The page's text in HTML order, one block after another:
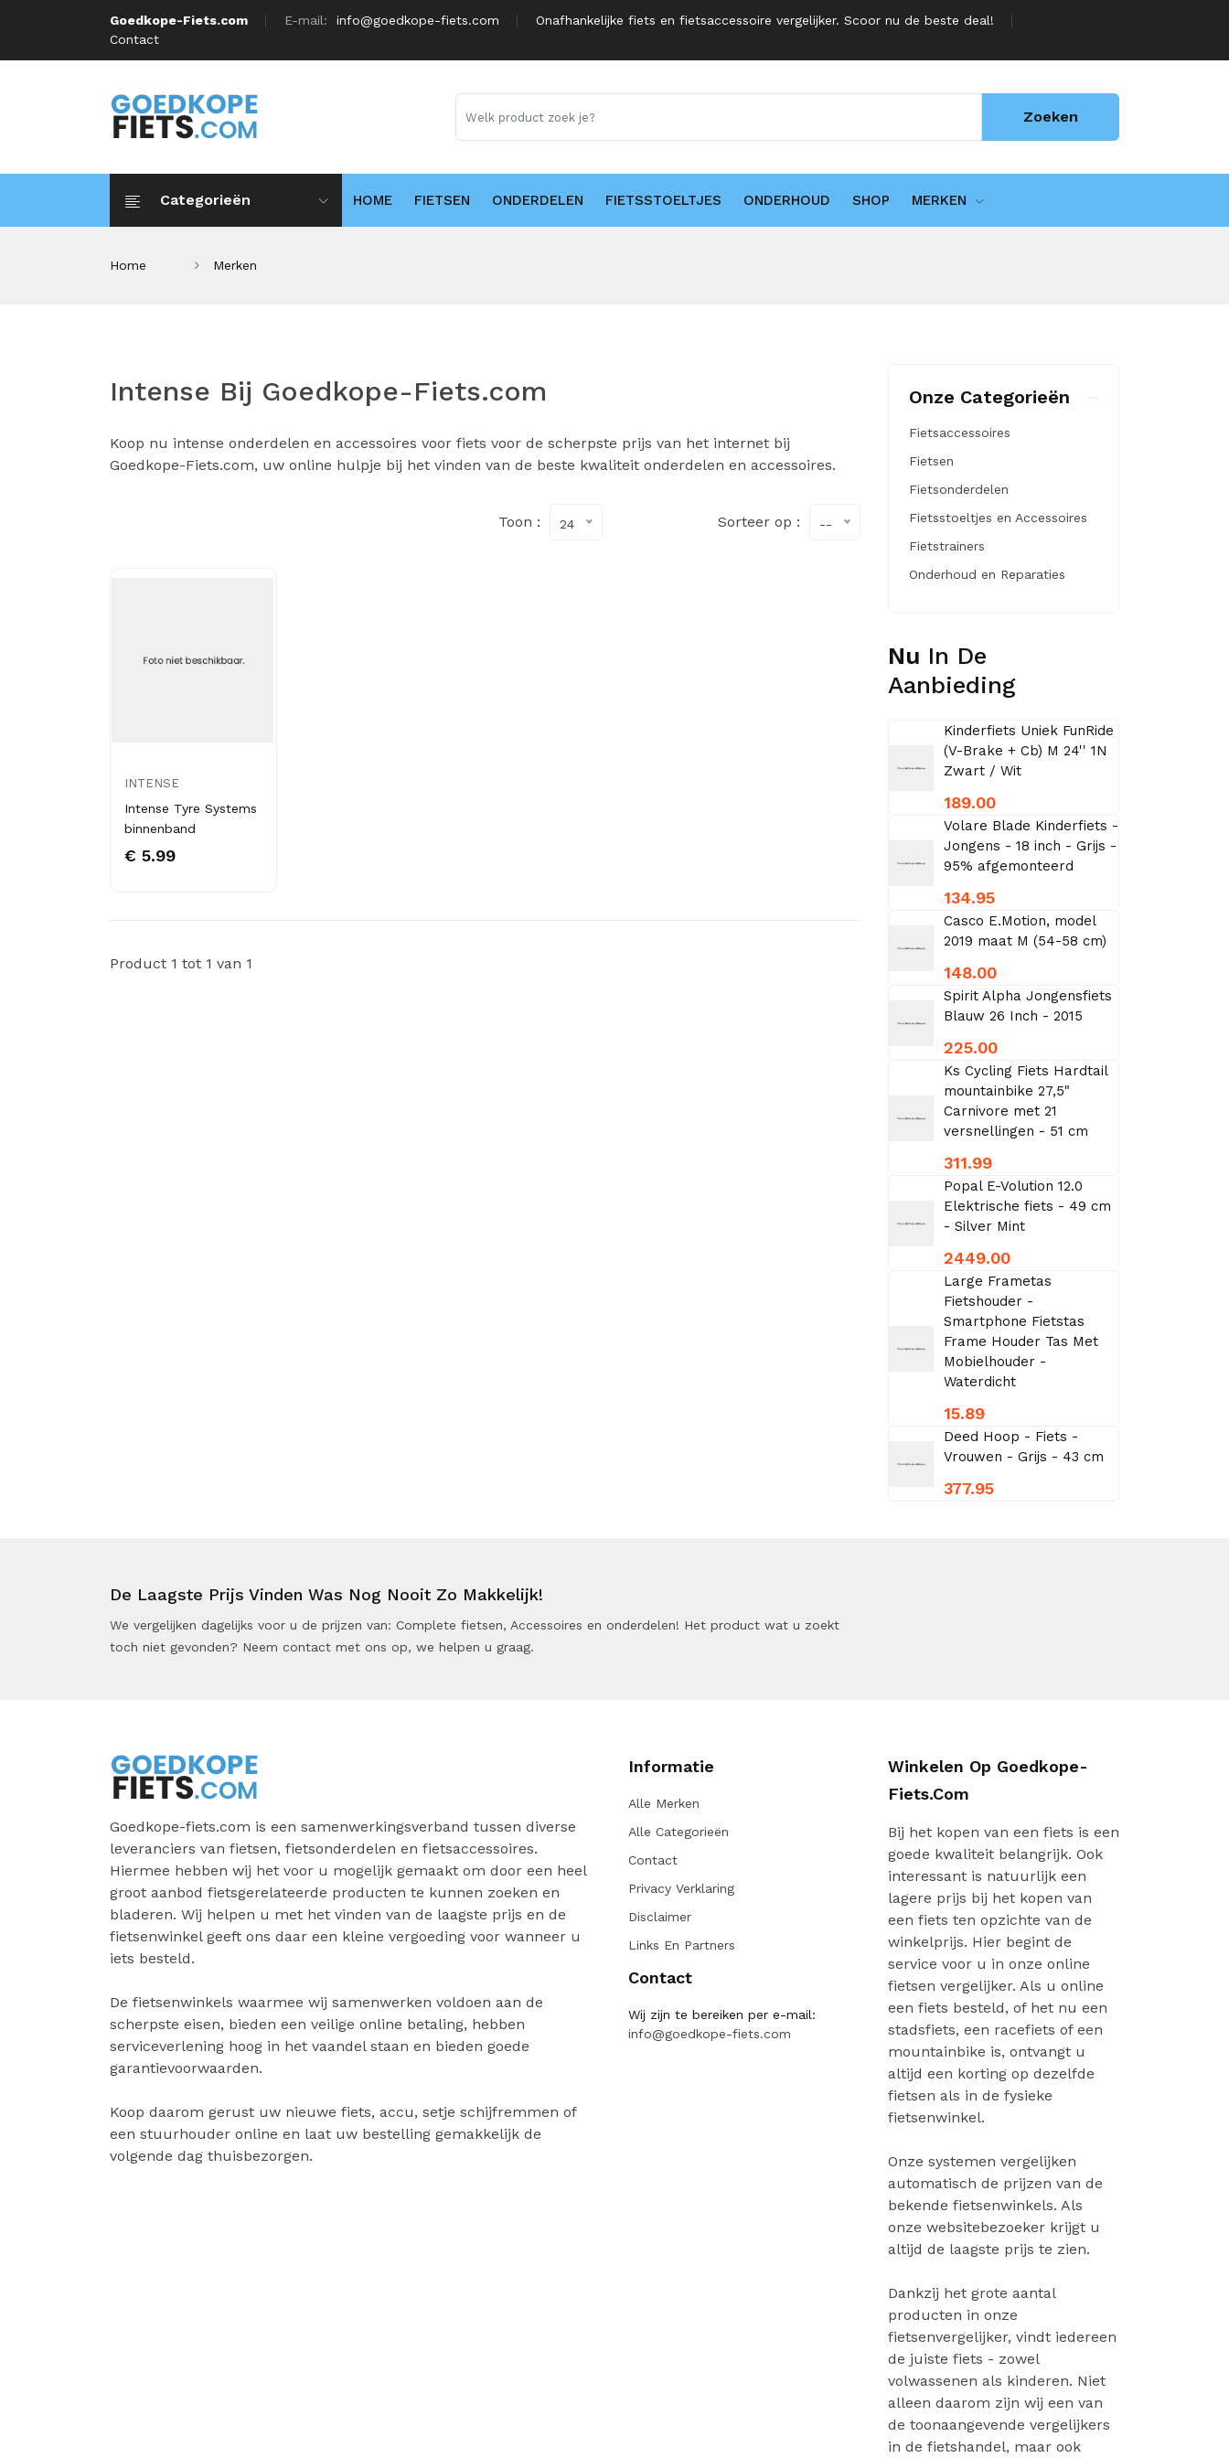
Goedkope-Fiets.com E-mail: info@goedkope-fiets.com
Onafhankelijke fiets en fietsaccessoire vergelijker. Scoor nu de beste deal!
Contact
Zoeken
Categorieën HOME FIETSEN ONDERDELEN FIETSSTOELTJES ONDERHOUD SHOP MERKEN
Home Merken
Intense Bij Goedkope-Fiets.com
Koop nu intense onderdelen en accessoires voor fiets voor de scherpste prijs van het internet bij
Goedkope-Fiets.com, uw online hulpje bij het vinden van de beste kwaliteit onderdelen en accessoires.
Toon : 24 Sorteer op : --
INTENSE
Intense Tyre Systems
binnenband
€ 5.99
Product 1 tot 1 van 1
Onze Categorieën
Fietsaccessoires
Fietsen
Fietsonderdelen
Fietsstoeltjes en Accessoires
Fietstrainers
Onderhoud en Reparaties
Nu In De
Aanbieding
Kinderfiets Uniek FunRide
(V-Brake + Cb) M 24'' 1N
Zwart / Wit
189.00
Volare Blade Kinderfiets -
Jongens - 18 inch - Grijs -
95% afgemonteerd
134.95
Casco E.Motion, model
2019 maat M (54-58 cm)
148.00
Spirit Alpha Jongensfiets
Blauw 26 Inch - 2015
225.00
Ks Cycling Fiets Hardtail
mountainbike 27,5"
Carnivore met 21
versnellingen - 51 cm
311.99
Popal E-Volution 12.0
Elektrische fiets - 49 cm
- Silver Mint
2449.00
Large Frametas
Fietshouder -
Smartphone Fietstas
Frame Houder Tas Met
Mobielhouder -
Waterdicht
15.89
Deed Hoop - Fiets -
Vrouwen - Grijs - 43 cm
377.95
De Laagste Prijs Vinden Was Nog Nooit Zo Makkelijk!
We vergelijken dagelijks voor u de prijzen van: Complete fietsen, Accessoires en onderdelen! Het product wat u zoekt
toch niet gevonden? Neem contact met ons op, we helpen u graag.
Goedkope-fiets.com is een samenwerkingsverband tussen diverse
leveranciers van fietsen, fietsonderdelen en fietsaccessoires.
Hiermee hebben wij het voor u mogelijk gemaakt om door een heel
groot aanbod fietsgerelateerde producten te kunnen zoeken en
bladeren. Wij helpen u met het vinden van de laagste prijs en de
fietsenwinkel geeft ons daar een kleine vergoeding voor wanneer u
iets besteld.
De fietsenwinkels waarmee wij samenwerken voldoen aan de
scherpste eisen, bieden een veilige online betaling, hebben
serviceverlening hoog in het vaandel staan en bieden goede
garantievoorwaarden.
Koop daarom gerust uw nieuwe fiets, accu, setje schijfremmen of
een stuurhouder online en laat uw bestelling gemakkelijk de
volgende dag thuisbezorgen.
Informatie
Alle Merken
Alle Categorieën
Contact
Privacy Verklaring
Disclaimer
Links En Partners
Contact
Wij zijn te bereiken per e-mail:
info@goedkope-fiets.com
Winkelen Op Goedkope-
Fiets.com
Bij het kopen van een fiets is een
goede kwaliteit belangrijk. Ook
interessant is natuurlijk een
lagere prijs bij het kopen van
een fiets ten opzichte van de
winkelprijs. Hier begint de
service voor u in onze online
fietsen vergelijker. Als u online
een fiets besteld, of het nu een
stadsfiets, een racefiets of een
mountainbike is, ontvangt u
altijd een korting op dezelfde
fietsen als in de fysieke
fietsenwinkel.
Onze systemen vergelijken
automatisch de prijzen van de
bekende fietsenwinkels. Als
onze websitebezoeker krijgt u
altijd de laagste prijs te zien.
Dankzij het grote aantal
producten in onze
fietsenvergelijker, vindt iedereen
de juiste fiets - zowel
volwassenen als kinderen. Niet
alleen daarom zijn wij een van
de toonaangevende vergelijkers
in de fietshandel, maar ook